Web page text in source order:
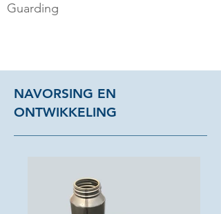
Guarding
NAVORSING EN
ONTWIKKELING